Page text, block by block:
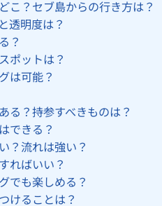
こ？セブ島からの行き方は？
透明度は？
？
ポットは？
は可能？
る？持参すべきものは？
できる？
？流れは強い？
ればいい？
でも楽しめる？
けることは？